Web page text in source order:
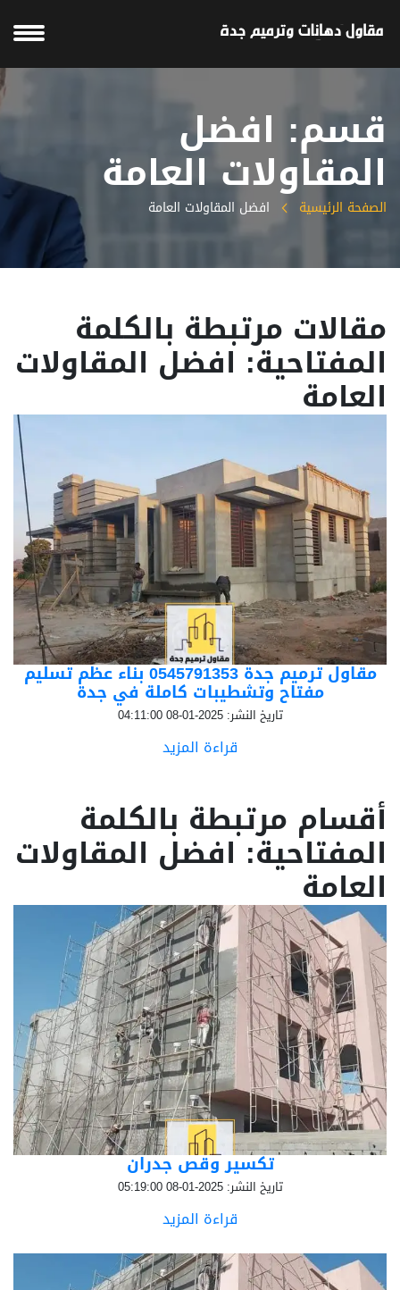
قسم: افضل
المقاولات العامة
الصفحة الرئيسية افضل المقاولات العامة
مقالات مرتبطة بالكلمة
المفتاحية: افضل المقاولات
العامة
مقاول ترميم جدة 0545791353 بناء عظم تسليم
مفتاح وتشطيبات كاملة في جدة
تاريخ النشر: 2025-01-08 04:11:00
قراءة المزيد
أقسام مرتبطة بالكلمة
المفتاحية: افضل المقاولات
العامة
تكسير وقص جدران
تاريخ النشر: 2025-01-08 05:19:00
قراءة المزيد